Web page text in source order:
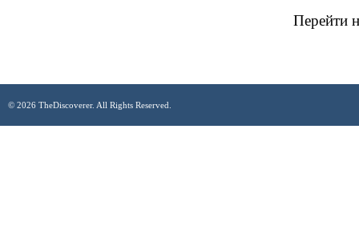
Перейти
© 2026 TheDiscoverer. All Rights Reserved.